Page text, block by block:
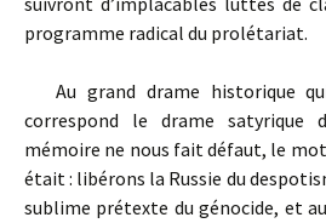
programme radical du prolétariat.
Au grand drame historique
correspond le drame satyrique
mémoire ne nous fait défaut, le mot
était : libérons la Russie du
sublime prétexte du génocide, et